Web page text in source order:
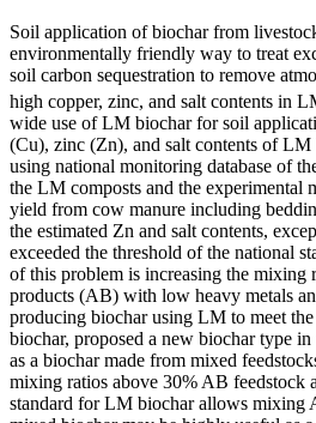
Soil application of biochar from
environmentally friendly way to treat
soil carbon sequestration to remove
high copper, zinc, and salt contents in
wide use of LM biochar for soil
(Cu), zinc (Zn), and salt contents of LM
using national monitoring database of
the LM composts and the experimental
yield from cow manure including
the estimated Zn and salt contents,
exceeded the threshold of the national
of this problem is increasing the mixing
products (AB) with low heavy metals
producing biochar using LM to meet
biochar, proposed a new biochar type
as a biochar made from mixed
mixing ratios above 30% AB feedstock
standard for LM biochar allows